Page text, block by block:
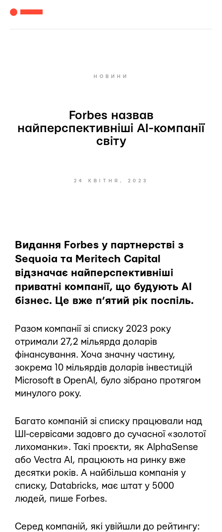
НОВИНИ
Forbes назвав
найперспективніші AI-компанії
світу
24 КВІТНЯ, 2023
Видання Forbes у партнерстві з
Sequoia та Meritech Capital
відзначає найперспективніші
приватні компанії, що будують AI
бізнес. Це вже п’ятий рік поспіль.
Разом компанії зі списку 2023 року
отримали 27,2 мільярда доларів
фінансування. Хоча значну частину,
зокрема 10 мільярдів доларів інвестицій
Microsoft в OpenAI, було зібрано протягом
минулого року.
Багато компаній зі списку працювали над
ШІ-сервісами задовго до сучасної «золотої
лихоманки». Такі проєкти, як AlphaSense
або Vectra AI, працюють на ринку вже
десятки років. А найбільша компанія у
списку, Databricks, має штат у 5000
людей, пише Forbes.
Серед компаній, які увійшли до рейтингу: